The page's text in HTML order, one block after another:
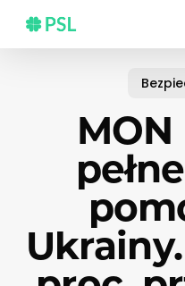
main